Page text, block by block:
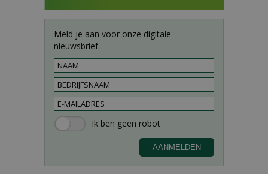
Meld je aan voor onze digitale
nieuwsbrief.